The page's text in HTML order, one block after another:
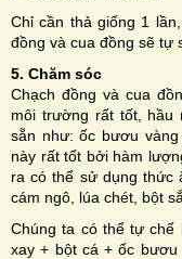
Chỉ cần thả giống 1
đồng và cua đồng sẽ tự
5. Chăm sóc
Chạch đồng và cua
môi trường rất tốt, hầu
sẵn như: ốc bươu
này rất tốt bởi hàm
ra có thể sử dụng thức
cám ngô, lúa chét, bột
Chúng ta có thể tự chế
xay + bột cá + ốc bươu